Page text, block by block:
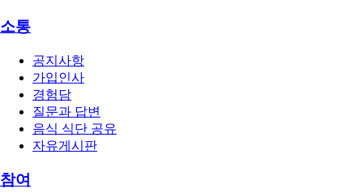
소통
공지사항
가입인사
경험담
질문과 답변
음식 식단 공유
자유게시판
참여